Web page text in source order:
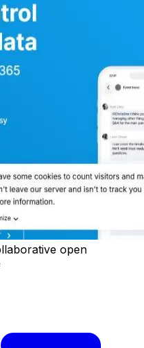
open